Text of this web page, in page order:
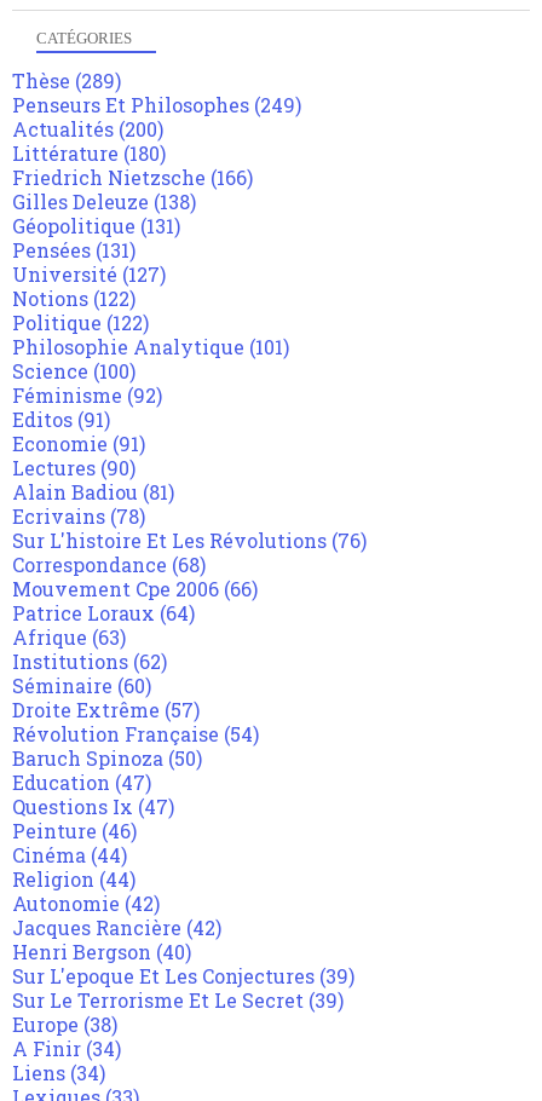
CATÉGORIES
Thèse (289)
Penseurs Et Philosophes (249)
Actualités (200)
Littérature (180)
Friedrich Nietzsche (166)
Gilles Deleuze (138)
Géopolitique (131)
Pensées (131)
Université (127)
Notions (122)
Politique (122)
Philosophie Analytique (101)
Science (100)
Féminisme (92)
Editos (91)
Economie (91)
Lectures (90)
Alain Badiou (81)
Ecrivains (78)
Sur L'histoire Et Les Révolutions (76)
Correspondance (68)
Mouvement Cpe 2006 (66)
Patrice Loraux (64)
Afrique (63)
Institutions (62)
Séminaire (60)
Droite Extrême (57)
Révolution Française (54)
Baruch Spinoza (50)
Education (47)
Questions Ix (47)
Peinture (46)
Cinéma (44)
Religion (44)
Autonomie (42)
Jacques Rancière (42)
Henri Bergson (40)
Sur L'epoque Et Les Conjectures (39)
Sur Le Terrorisme Et Le Secret (39)
Europe (38)
A Finir (34)
Liens (34)